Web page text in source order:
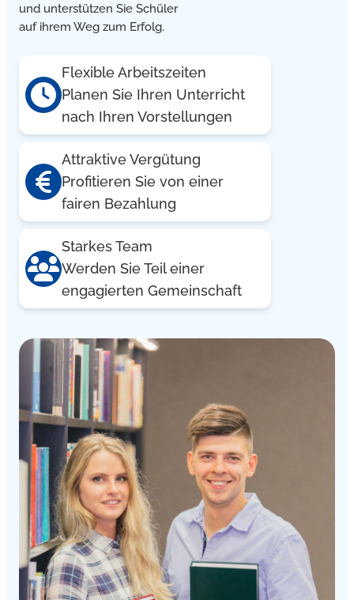
und unterstützen Sie Schüler
auf ihrem Weg zum Erfolg.
Flexible Arbeitszeiten
Planen Sie Ihren Unterricht
nach Ihren Vorstellungen
Attraktive Vergütung
Profitieren Sie von einer
fairen Bezahlung
Starkes Team
Werden Sie Teil einer
engagierten Gemeinschaft